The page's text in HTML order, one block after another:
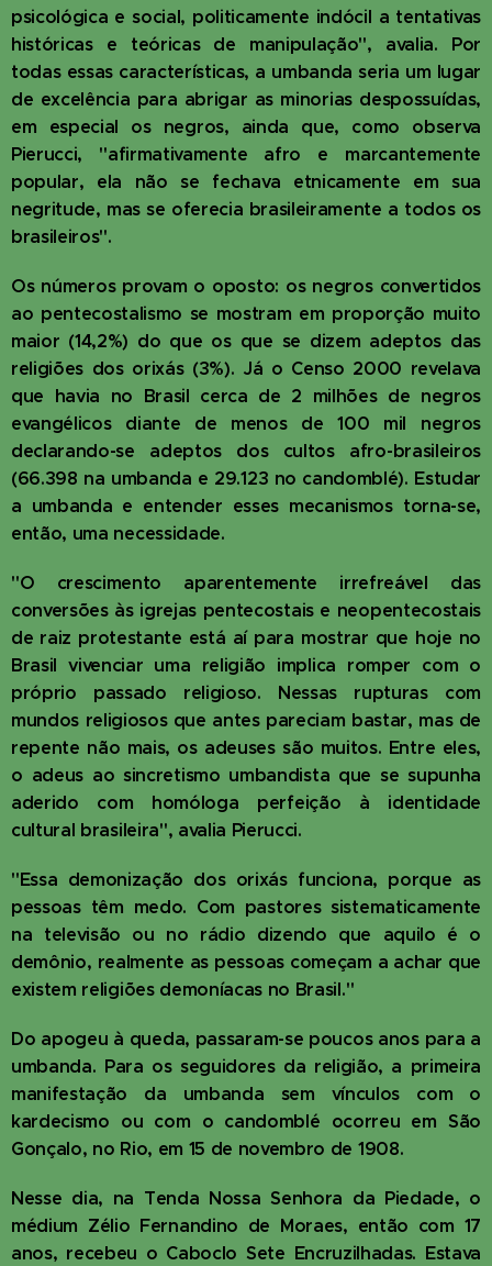
psicológica e social, politicamente indócil a tentativas
históricas e teóricas de manipulação", avalia. Por
todas essas características, a umbanda seria um lugar
de excelência para abrigar as minorias despossuídas,
em especial os negros, ainda que, como observa
Pierucci, "afirmativamente afro e marcantemente
popular, ela não se fechava etnicamente em sua
negritude, mas se oferecia brasileiramente a todos os
brasileiros".
Os números provam o oposto: os negros convertidos
ao pentecostalismo se mostram em proporção muito
maior (14,2%) do que os que se dizem adeptos das
religiões dos orixás (3%). Já o Censo 2000 revelava
que havia no Brasil cerca de 2 milhões de negros
evangélicos diante de menos de 100 mil negros
declarando-se adeptos dos cultos afro-brasileiros
(66.398 na umbanda e 29.123 no candomblé). Estudar
a umbanda e entender esses mecanismos torna-se,
então, uma necessidade.
"O crescimento aparentemente irrefreável das
conversões às igrejas pentecostais e neopentecostais
de raiz protestante está aí para mostrar que hoje no
Brasil vivenciar uma religião implica romper com o
próprio passado religioso. Nessas rupturas com
mundos religiosos que antes pareciam bastar, mas de
repente não mais, os adeuses são muitos. Entre eles,
o adeus ao sincretismo umbandista que se supunha
aderido com homóloga perfeição à identidade
cultural brasileira", avalia Pierucci.
"Essa demonização dos orixás funciona, porque as
pessoas têm medo. Com pastores sistematicamente
na televisão ou no rádio dizendo que aquilo é o
demônio, realmente as pessoas começam a achar que
existem religiões demoníacas no Brasil."
Do apogeu à queda, passaram-se poucos anos para a
umbanda. Para os seguidores da religião, a primeira
manifestação da umbanda sem vínculos com o
kardecismo ou com o candomblé ocorreu em São
Gonçalo, no Rio, em 15 de novembro de 1908.
Nesse dia, na Tenda Nossa Senhora da Piedade, o
médium Zélio Fernandino de Moraes, então com 17
anos, recebeu o Caboclo Sete Encruzilhadas. Estava